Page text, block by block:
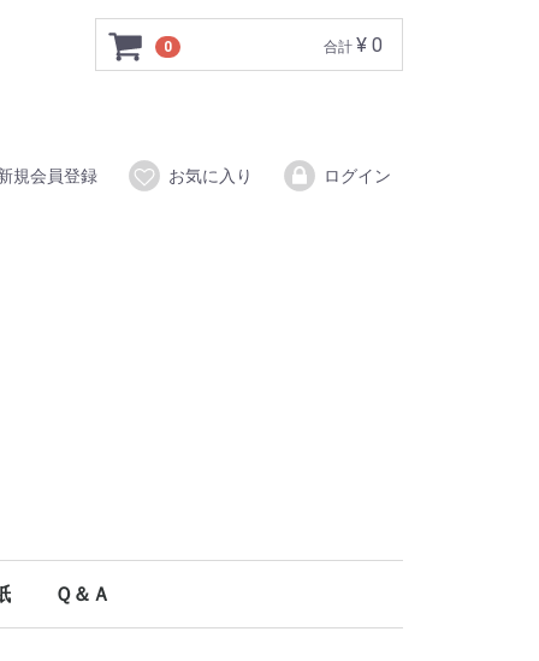
0 合計 ¥ 0
規会員登録 お気に入り ログイン
Ｑ＆Ａ